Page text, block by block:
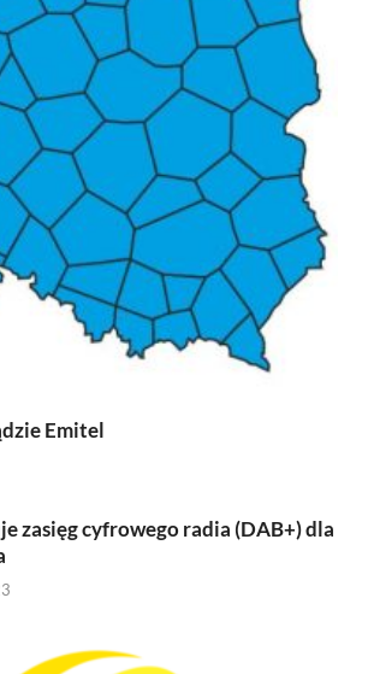
Emitel
zasięg cyfrowego radia (DAB+) dla